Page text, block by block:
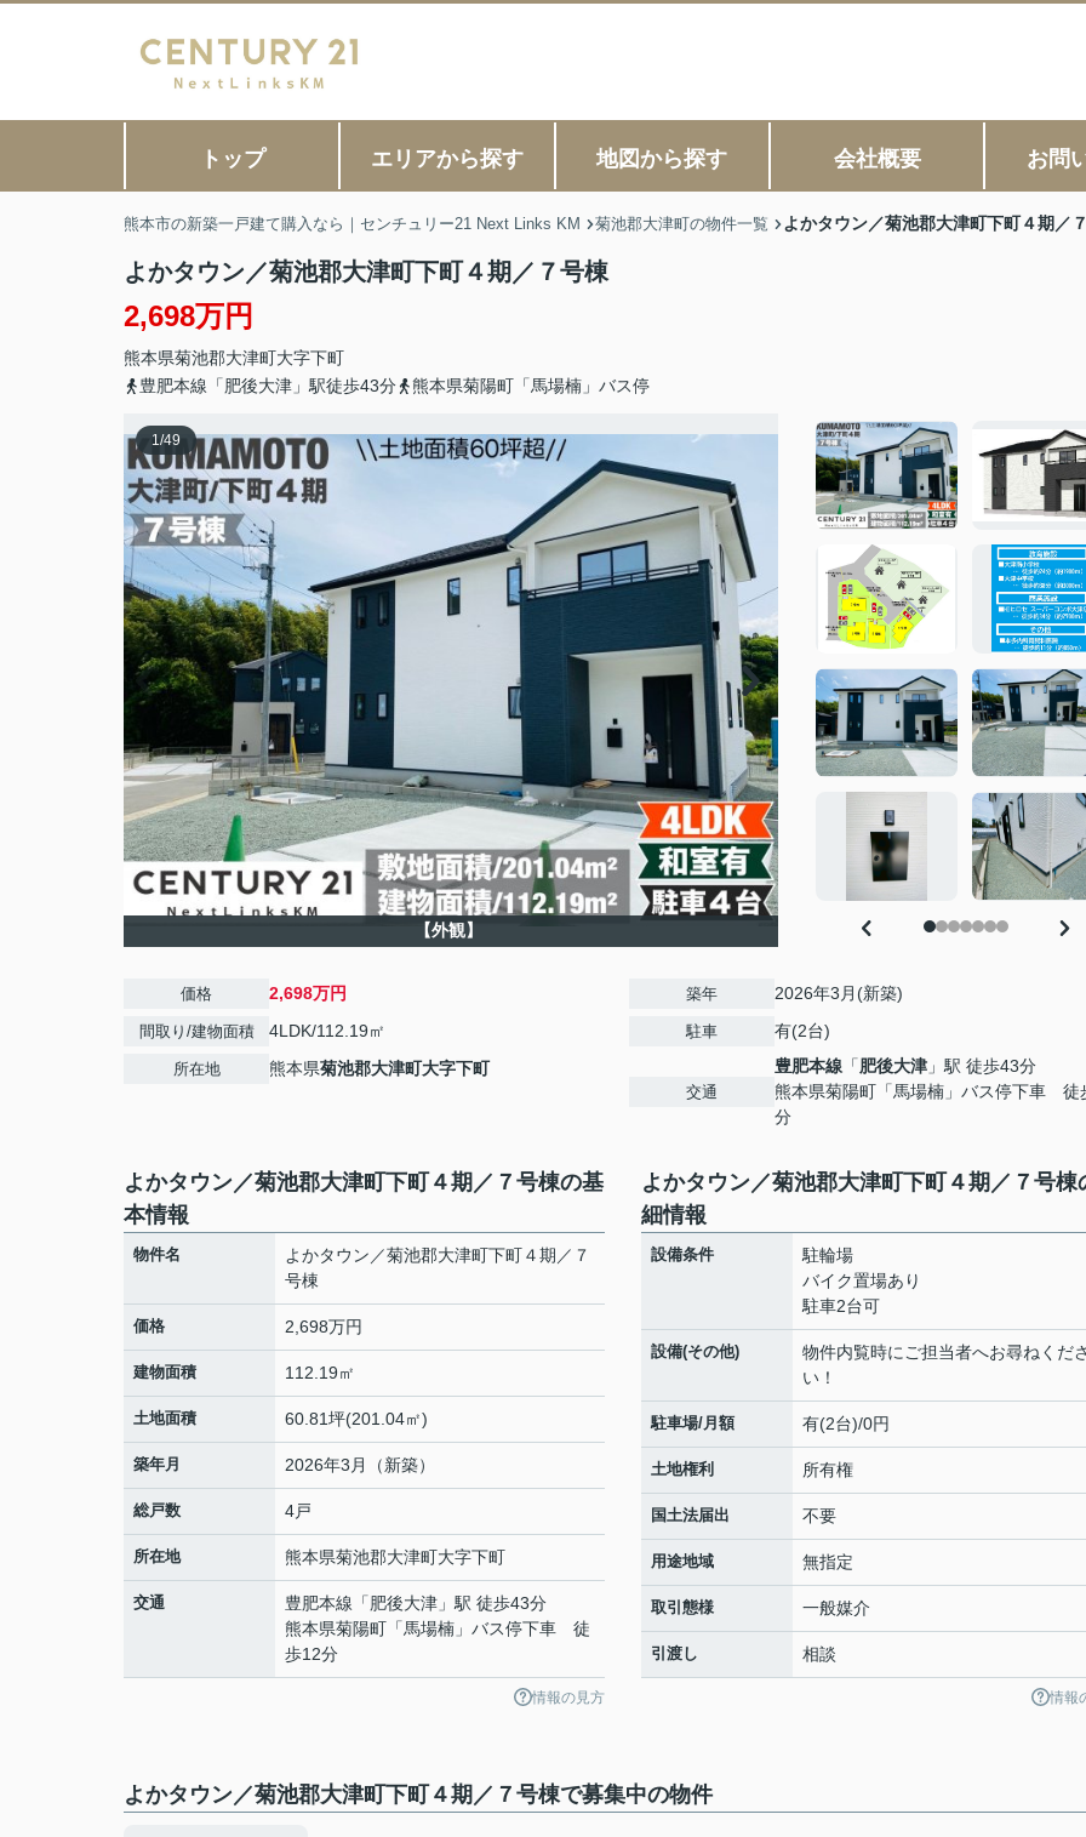
トップ エリアから探す 地図から探す 会社概要 お問
熊本市の新築一戸建て購入なら｜センチュリー21 Next Links KM 菊池郡大津町の物件一覧 よかタウン／菊池郡大津町下町４期／
よかタウン／菊池郡大津町下町４期／７号棟
2,698万円
熊本県菊池郡大津町大字下町
豊肥本線「肥後大津」駅徒歩43分
熊本県菊陽町「馬場楠」バス停
1/49
【外観】
価格 2,698万円
間取り/建物面積 4LDK/112.19㎡
所在地 熊本県菊池郡大津町大字下町
築年 2026年3月(新築)
駐車 有(2台)
交通
豊肥本線 「肥後大津 」駅 徒歩43分
熊本県菊陽町「馬場楠」バス停下車 徒
分
よかタウン／菊池郡大津町下町４期／７号棟の基
本情報
物件名
よかタウン／菊池郡大津町下町４期／７
号棟
価格 2,698万円
建物面積 112.19㎡
土地面積 60.81坪(201.04㎡)
築年月 2026年3月（新築）
総戸数 4戸
所在地 熊本県菊池郡大津町大字下町
交通 豊肥本線 「 肥後大津 」駅 徒歩43分
熊本県菊陽町「馬場楠」バス停下車 徒
歩12分
情報の見方
よかタウン／菊池郡大津町下町４期／７号棟
細情報
設備条件
駐輪場
バイク置場あり
駐車2台可
設備(その他)
物件内覧時にご担当者へお尋ねくだ
い！
駐車場/月額 有(2台)/0円
土地権利 所有権
国土法届出 不要
用途地域 無指定
取引態様 一般媒介
引渡し 相談
情報
よかタウン／菊池郡大津町下町４期／７号棟で募集中の物件